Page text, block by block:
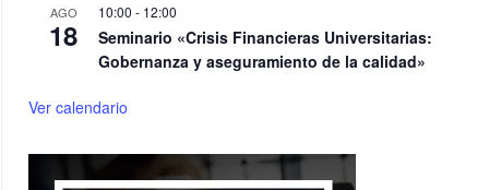
AGO
18
10:00 - 12:00
Seminario «Crisis Financieras Universitarias:
Gobernanza y aseguramiento de la calidad»
Ver calendario